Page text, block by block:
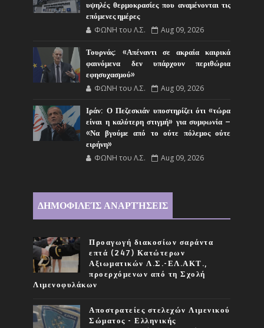
υψηλές θερμοκρασίες που αναμένονται τις
επόμενες ημέρες
ΦΩΝΗ του Λ.Σ. Aug 09, 2026
Τουρνάς: «Απέναντι σε ακραία καιρικά
φαινόμενα δεν υπάρχουν περιθώρια
εφησυχασμού»
ΦΩΝΗ του Λ.Σ. Aug 09, 2026
Ιράν: Ο Πεζεσκιάν υποστηρίζει ότι «τώρα
είναι η καλύτερη στιγμή» για συμφωνία –
«Να βγούμε από το ούτε πόλεμος ούτε
ειρήνη»
ΦΩΝΗ του Λ.Σ. Aug 09, 2026
ΔΗΜΟΦΙΛΕΊΣ ΑΝΑΡΤΉΣΕΙΣ
Προαγωγή διακοσίων σαράντα
επτά (247) Κατώτερων
Αξιωματικών Λ.Σ.-ΕΛ.ΑΚΤ.,
προερχόμενων από τη Σχολή
Λιμενοφυλάκων
Αποστρατείες στελεχών Λιμενικού
Σώματος - Ελληνικής